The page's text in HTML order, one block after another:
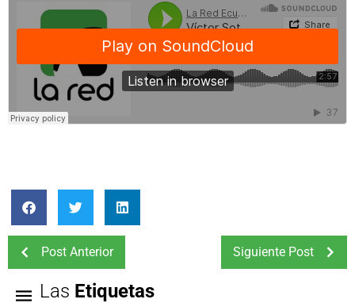
Post Anterior Siguiente Post
Las Etiquetas